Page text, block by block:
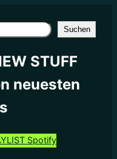
Suchen
STUFF
neuesten
Spotify